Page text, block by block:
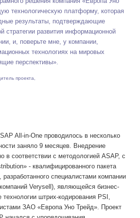
технологическую платформу, которая
результаты, подтверждающие
стратегии развития информационной
и, поверьте мне, у компании,
технологиях на мировых
перспективы».
проекта,
All-in-One проводилось в не­сколько
заняло 9 месяцев. Внедрение
в соответствии с ме­тодологией ASAP, с
- ква­лифицированного пакета
специалистами компании
Verysell), являющейся бизнес-
технологии штрих-кодирования PSI,
ЗАО «Европа Уно Трейд». Проект